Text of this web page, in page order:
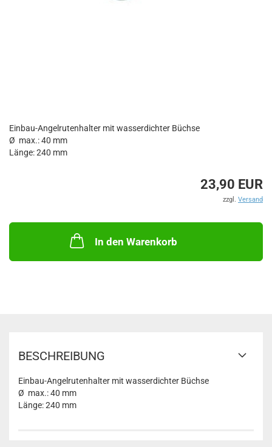
Einbau-Angelrutenhalter mit wasserdichter Büchse
Ø max.: 40 mm
Länge: 240 mm
23,90 EUR
zzgl. Versand
In den Warenkorb
BESCHREIBUNG
Einbau-Angelrutenhalter mit wasserdichter Büchse
Ø max.: 40 mm
Länge: 240 mm